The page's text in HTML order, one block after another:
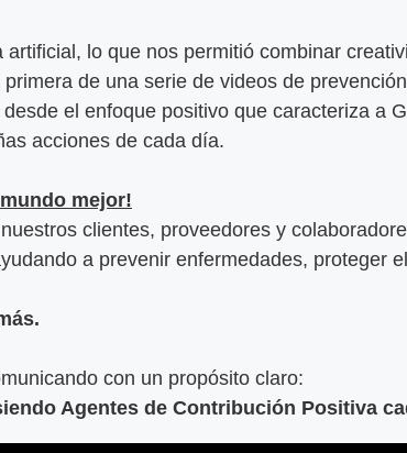
lo que nos permitió combinar
de una serie de videos de
el enfoque positivo que caracteriza a
acciones de cada día.
mejor!
clientes, proveedores y
a prevenir enfermedades, proteger
con un propósito claro:
Agentes de Contribución Positiva